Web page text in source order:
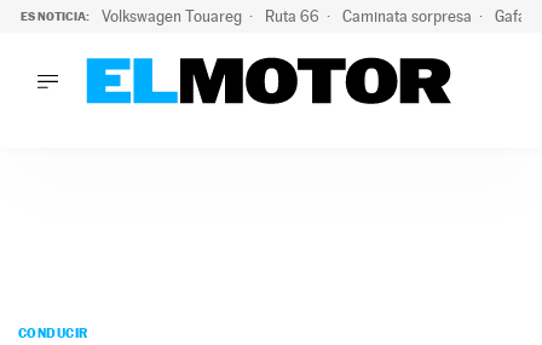
ES NOTICIA: Volkswagen Touareg Ruta 66 Caminata sorpresa Gafas
PODCAST
CONDUCIR